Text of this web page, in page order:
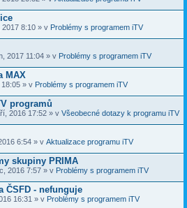
8:10 » v Problémy s programem iTV
2017 11:04 » v Problémy s programem iTV
MAX
18:05 » v Problémy s programem iTV
programů
2016 17:52 » v Všeobecné dotazy k programu iTV
6:54 » v Aktualizace programu iTV
skupiny PRIMA
2016 7:57 » v Problémy s programem iTV
ČSFD - nefunguje
16:31 » v Problémy s programem iTV